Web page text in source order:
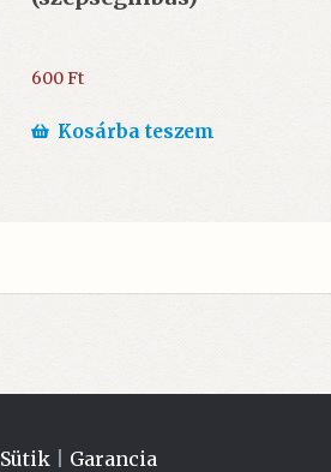
600Ft
Kosárba teszem
Sütik Garancia